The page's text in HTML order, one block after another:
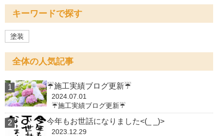
キーワードで探す
塗装
全体の人気記事
☔施工実績ブログ更新☔
2024.07.01
☔施工実績ブログ更新☔
今年もお世話になりました<(_ _)>
2023.12.29